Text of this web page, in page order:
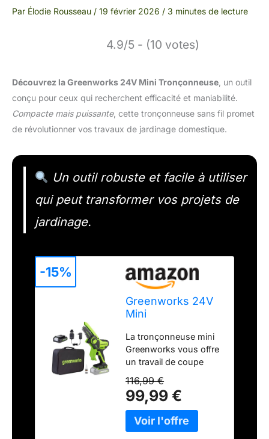
Par Élodie Rousseau / 19 février 2026 / 3 minutes de lecture
4.9/5 - (10 votes)
Découvrez la Greenworks 24V Mini Tronçonneuse , un outil
conçu pour ceux qui recherchent efficacité et maniabilité.
Compacte mais puissante, cette tronçonneuse sans fil promet
de révolutionner vos travaux de jardinage domestique.
Un outil robuste et facile à utiliser
qui peut transformer vos projets de
jardinage.
Greenworks 24V
Mini
10cm
Tronçonneuse à
batterie sans fil
alimentée par
batterie de 2 Ah,
vitesse de chaîne
de 7,8 m/s, pour
branches
La tronçonneuse mini
Greenworks vous offre
un travail de coupe
bruyant et très efficace.
Avec une vitesse de
chaîne de 7,8 m/s et
une barre de guidage
116,99 €
99,99 €
-15%